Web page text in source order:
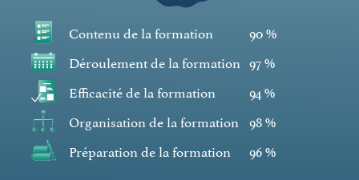
Contenu de la formation
90 %
Déroulement de la formation 97 %
Efficacité de la formation
94 %
Organisation de la formation 98 %
Préparation de la formation
96 %